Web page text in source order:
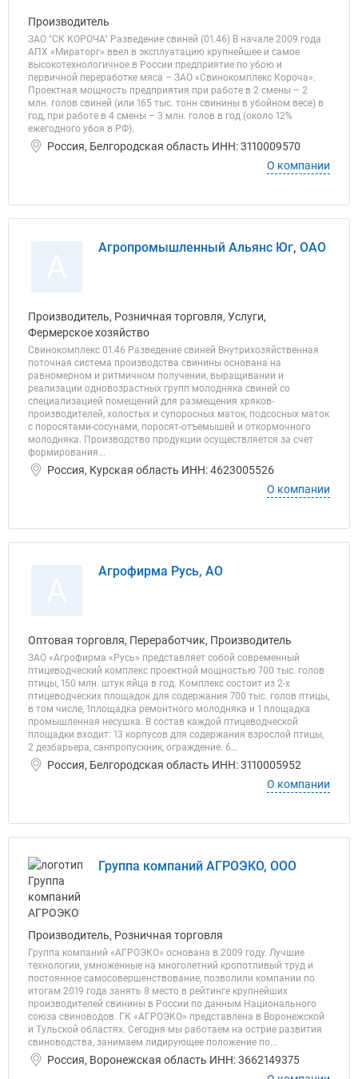
Производитель
ЗАО "СК КОРОЧА" Разведение свиней (01.46) В начале 2009 года
АПХ «Мираторг» ввел в эксплуатацию крупнейшее и самое
высокотехнологичное в России предприятие по убою и
первичной переработке мяса – ЗАО «Свинокомплекс Короча».
Проектная мощность предприятия при работе в 2 смены – 2
млн. голов свиней (или 165 тыс. тонн свинины в убойном весе) в
год, при работе в 4 смены – 3 млн. голов в год (около 12%
ежегодного убоя в РФ).
Россия, Белгородская область ИНН: 3110009570
О компании
Агропромышленный Альянс Юг, ОАО
Производитель, Розничная торговля, Услуги,
Фермерское хозяйство
Свинокомплекс 01.46 Разведение свиней Внутрихозяйственная
поточная система производства свинины основана на
равномерном и ритмичном получении, выращивании и
реализации одновозрастных групп молодняка свиней со
специализацией помещений для размещения хряков-
производителей, холостых и супоросных маток, подсосных маток
с поросятами-сосунами, поросят-отъемышей и откормочного
молодняка. Производство продукции осуществляется за счет
формирования...
Россия, Курская область ИНН: 4623005526
О компании
Агрофирма Русь, АО
Оптовая торговля, Переработчик, Производитель
ЗАО «Агрофирма «Русь» представляет собой современный
птицеводческий комплекс проектной мощностью 700 тыс. голов
птицы, 150 млн. штук яйца в год. Комплекс состоит из 2-х
птицеводческих площадок для содержания 700 тыс. голов птицы,
в том числе, 1площадка ремонтного молодняка и 1 площадка
промышленная несушка. В состав каждой птицеводческой
площадки входит: 13 корпусов для содержания взрослой птицы,
2 дезбарьера, санпропускник, ограждение. 6...
Россия, Белгородская область ИНН: 3110005952
О компании
Группа компаний АГРОЭКО, ООО
Производитель, Розничная торговля
Группа компаний «АГРОЭКО» основана в 2009 году. Лучшие
технологии, умноженные на многолетний кропотливый труд и
постоянное самосовершенствование, позволили компании по
итогам 2019 года занять 8 место в рейтинге крупнейших
производителей свинины в России по данным Национального
союза свиноводов. ГК «АГРОЭКО» представлена в Воронежской
и Тульской областях. Сегодня мы работаем на острие развития
свиноводства, занимаем лидирующее положение по...
Россия, Воронежская область ИНН: 3662149375